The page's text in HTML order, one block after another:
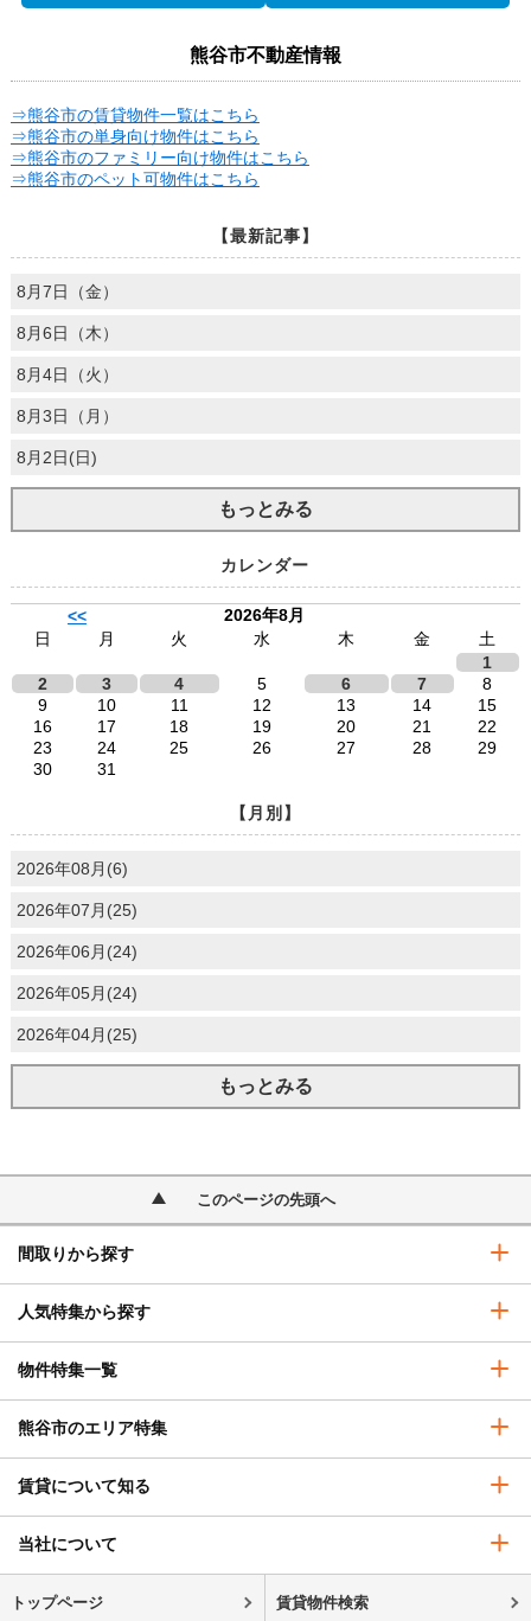
熊谷市不動産情報
⇒熊谷市の賃貸物件一覧はこちら
⇒熊谷市の単身向け物件はこちら
⇒熊谷市のファミリー向け物件はこちら
⇒熊谷市のペット可物件はこちら
【最新記事】
8月7日（金）
8月6日（木）
8月4日（火）
8月3日（月）
8月2日(日)
もっとみる
カレンダー
<<
2026年8月
日
月 火 水 木 金
土
1
2
3 4 5 6 7
8
9
10 11 12 13 14
15
16
17 18 19 20 21
22
23
24 25 26 27 28
29
30
31
【月別】
2026年08月(6)
2026年07月(25)
2026年06月(24)
2026年05月(24)
2026年04月(25)
もっとみる
このページの先頭へ
間取りから探す
人気特集から探す
物件特集一覧
熊谷市のエリア特集
賃貸について知る
当社について
トップページ 賃貸物件検索